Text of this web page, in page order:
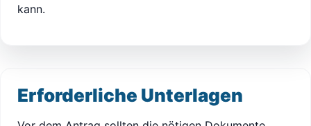
kann.
Erforderliche Unterlagen